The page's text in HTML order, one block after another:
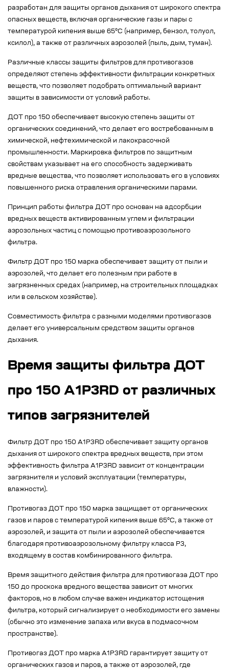
разработан для защиты органов дыхания от широкого спектра
опасных веществ, включая органические газы и пары с
температурой кипения выше 65°С (например, бензол, толуол,
ксилол), а также от различных аэрозолей (пыль, дым, туман).
Различные классы защиты фильтров для противогазов
определяют степень эффективности фильтрации конкретных
веществ, что позволяет подобрать оптимальный вариант
защиты в зависимости от условий работы.
ДОТ про 150 обеспечивает высокую степень защиты от
органических соединений, что делает его востребованным в
химической, нефтехимической и лакокрасочной
промышленности. Маркировка фильтров по защитным
свойствам указывает на его способность задерживать
вредные вещества, что позволяет использовать его в условиях
повышенного риска отравления органическими парами.
Принцип работы фильтра ДОТ про основан на адсорбции
вредных веществ активированным углем и фильтрации
аэрозольных частиц с помощью противоаэрозольного
фильтра.
Фильтр ДОТ про 150 марка обеспечивает защиту от пыли и
аэрозолей, что делает его полезным при работе в
загрязненных средах (например, на строительных площадках
или в сельском хозяйстве).
Совместимость фильтра с разными моделями противогазов
делает его универсальным средством защиты органов
дыхания.
Время защиты фильтра ДОТ
про 150 А1Р3RD от различных
типов загрязнителей
Фильтр ДОТ про 150 А1Р3RD обеспечивает защиту органов
дыхания от широкого спектра вредных веществ, при этом
эффективность фильтра А1Р3RD зависит от концентрации
загрязнителя и условий эксплуатации (температуры,
влажности).
Противогаз ДОТ про 150 марка защищает от органических
газов и паров с температурой кипения выше 65°C, а также от
аэрозолей, и защита от пыли и аэрозолей обеспечивается
благодаря противоаэрозольному фильтру класса P3,
входящему в состав комбинированного фильтра.
Время защитного действия фильтра для противогаза ДОТ про
150 до проскока вредного вещества зависит от многих
факторов, но в любом случае важен индикатор истощения
фильтра, который сигнализирует о необходимости его замены
(обычно это изменение запаха или вкуса в подмасочном
пространстве).
Противогаз ДОТ про марка А1Р3RD гарантирует защиту от
органических газов и паров, а также от аэрозолей, где